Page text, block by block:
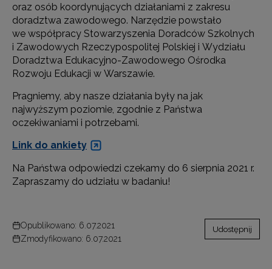
oraz osób koordynujących działaniami z zakresu
doradztwa zawodowego. Narzędzie powstało
we współpracy Stowarzyszenia Doradców Szkolnych
i Zawodowych Rzeczypospolitej Polskiej i Wydziału
Doradztwa Edukacyjno-Zawodowego Ośrodka
Rozwoju Edukacji w Warszawie.
Pragniemy, aby nasze działania były na jak
najwyższym poziomie, zgodnie z Państwa
oczekiwaniami i potrzebami.
Link do ankiety
Na Państwa odpowiedzi czekamy do 6 sierpnia 2021 r.
Zapraszamy do udziału w badaniu!
Opublikowano: 6.07.2021
Zmodyfikowano: 6.07.2021
Udostępnij